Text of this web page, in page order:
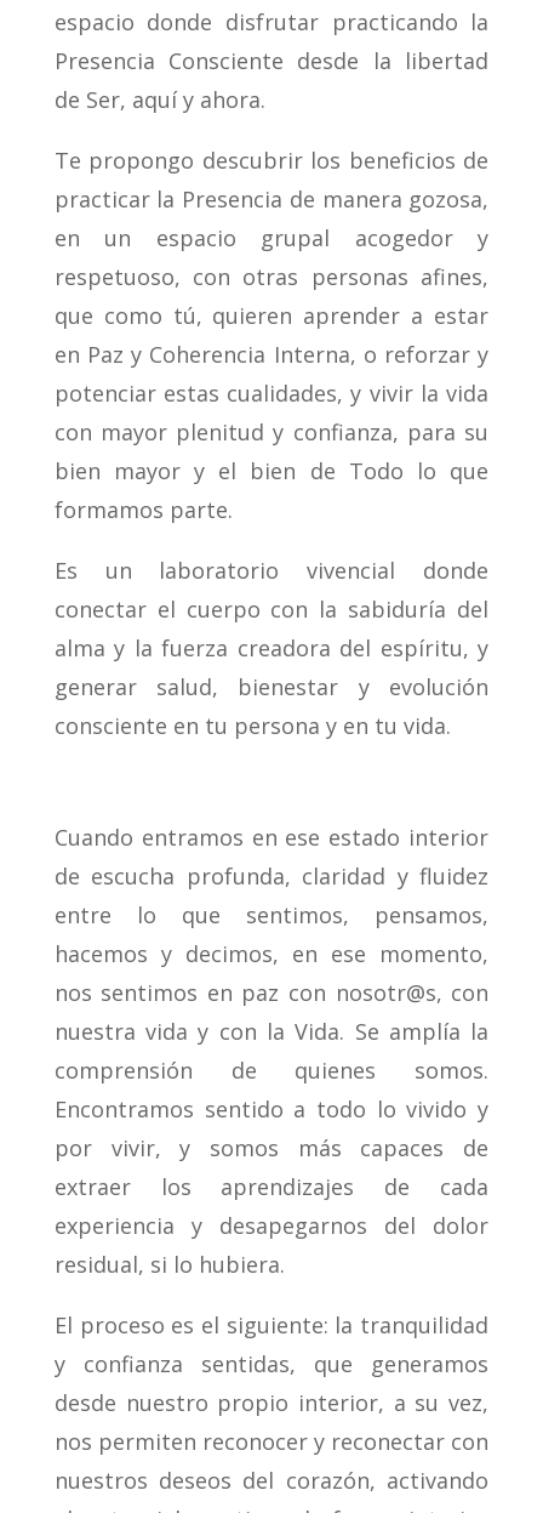
espacio donde disfrutar practicando la
Presencia Consciente desde la libertad
de Ser, aquí y ahora.
Te propongo descubrir los beneficios de
practicar la Presencia de manera gozosa,
en un espacio grupal acogedor y
respetuoso, con otras personas afines,
que como tú, quieren aprender a estar
en Paz y Coherencia Interna, o reforzar y
potenciar estas cualidades, y vivir la vida
con mayor plenitud y confianza, para su
bien mayor y el bien de Todo lo que
formamos parte.
Es un laboratorio vivencial donde
conectar el cuerpo con la sabiduría del
alma y la fuerza creadora del espíritu, y
generar salud, bienestar y evolución
consciente en tu persona y en tu vida.
Cuando entramos en ese estado interior
de escucha profunda, claridad y fluidez
entre lo que sentimos, pensamos,
hacemos y decimos, en ese momento,
nos sentimos en paz con nosotr@s, con
nuestra vida y con la Vida. Se amplía la
comprensión de quienes somos.
Encontramos sentido a todo lo vivido y
por vivir, y somos más capaces de
extraer los aprendizajes de cada
experiencia y desapegarnos del dolor
residual, si lo hubiera.
El proceso es el siguiente: la tranquilidad
y confianza sentidas, que generamos
desde nuestro propio interior, a su vez,
nos permiten reconocer y reconectar con
nuestros deseos del corazón, activando